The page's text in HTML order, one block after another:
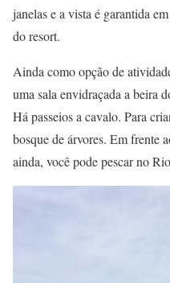
janelas e a vista é garantida
do resort.
Ainda como opção de
uma sala envidraçada a beira
Há passeios a cavalo. Para
bosque de árvores. Em frente
ainda, você pode pescar no